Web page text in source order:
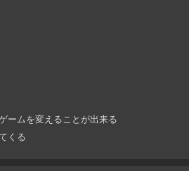
ームを変えることが出来る
くる